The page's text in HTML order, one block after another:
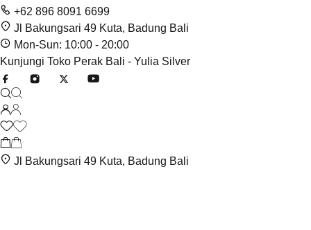
+62 896 8091 6699
Jl Bakungsari 49 Kuta, Badung Bali
Mon-Sun: 10:00 - 20:00
Kunjungi Toko Perak Bali - Yulia Silver
Jl Bakungsari 49 Kuta, Badung Bali